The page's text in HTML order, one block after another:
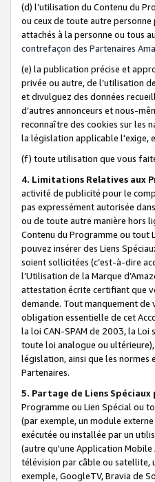
(d) l’utilisation du Contenu du
ou ceux de toute autre
attachés à la personne ou tous
contrefaçon des Partenaires
(e) la publication précise et
privée ou autre, de l’utilisation
et divulguez des données
d’autres annonceurs et nous-
reconnaître des cookies sur les
la législation applicable l'exige,
(f) toute utilisation que vous
4. Limitations Relatives aux
activité de publicité pour le
pas expressément autorisée
ou de toute autre manière hors
Contenu du Programme ou tout
pouvez insérer des Liens
soient sollicitées (c’est-à-dire
l’Utilisation de la Marque
attestation écrite certifiant que
demande. Tout manquement
obligation essentielle de cet
la loi CAN-SPAM de 2003, la
toute loi analogue ou ultérieure),
législation, ainsi que les normes
Partenaires.
5. Partage de Liens
Programme ou Lien Spécial ou
(par exemple, un module
exécutée ou installée par un
(autre qu'une Application
télévision par câble ou satellite,
exemple, GoogleTV, Bravia de